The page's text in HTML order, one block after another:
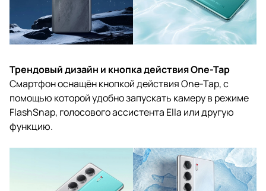
Трендовый дизайн и кнопка действия One-Tap
Смартфон оснащён кнопкой действия One-Tap, с
помощью которой удобно запускать камеру в режиме
FlashSnap, голосового ассистента Ella или другую
функцию.